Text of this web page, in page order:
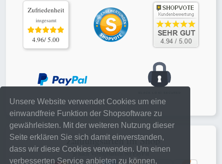
Unsere Website verwendet Cookies um eine
einwandfreie Funktion der Shopsoftware zu
gewährleisten. Mit der weiteren Nutzung dieser
Seite erklären Sie sich damit einverstanden,
dass wir diese Cookies verwenden. Um einen
verbesserten Service anbieten zu können,
Zufriedenheit
insgesamt
4.96/ 5.00
Zahlungsarten im Shop
je nach Verfügbarkeit bei PayPal